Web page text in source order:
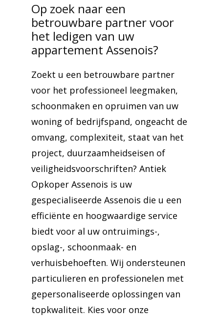
Op zoek naar een
betrouwbare partner voor
het ledigen van uw
appartement Assenois?
Zoekt u een betrouwbare partner
voor het professioneel leegmaken,
schoonmaken en opruimen van uw
woning of bedrijfspand, ongeacht de
omvang, complexiteit, staat van het
project, duurzaamheidseisen of
veiligheidsvoorschriften? Antiek
Opkoper Assenois is uw
gespecialiseerde Assenois die u een
efficiënte en hoogwaardige service
biedt voor al uw ontruimings-,
opslag-, schoonmaak- en
verhuisbehoeften. Wij ondersteunen
particulieren en professionelen met
gepersonaliseerde oplossingen van
topkwaliteit. Kies voor onze